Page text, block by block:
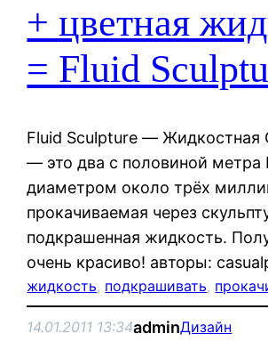
+ цветная
= Fluid
Fluid Sculpture — Жидкостная
— это два с половиной метра
диаметром около трёх
прокачиваемая через
подкрашенная жидкость.
очень красиво! авторы:
жидкость, подкрашивать,
14.01.2011 13:34adminДизайн